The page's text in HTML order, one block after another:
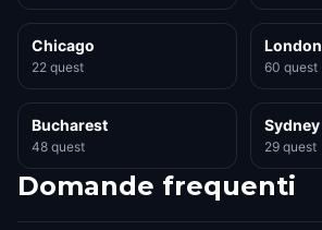
Chicago
22 quest
London
60 quest
Bucharest
48 quest
Sydney
29 quest
Domande frequenti